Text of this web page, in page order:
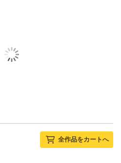
全作品をカートへ